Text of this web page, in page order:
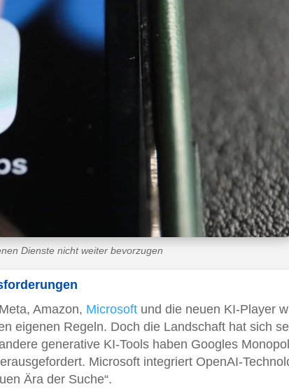
Dienste nicht weiter bevorzugen
Amazon, Microsoft und die neuen KI-Player
eigenen Regeln. Doch die Landschaft hat sich
generative KI-Tools haben Googles
Microsoft integriert OpenAI-
Ära der Suche“.